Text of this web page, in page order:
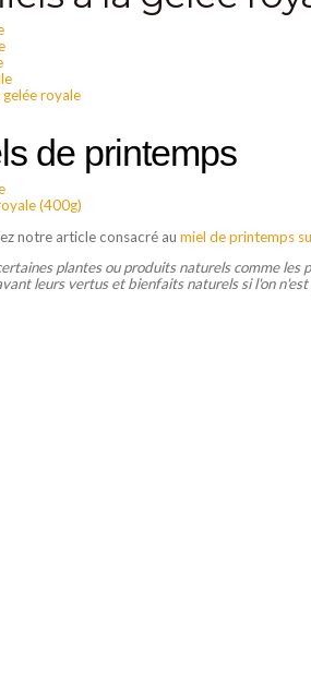
royale
de printemps
(400g)
notre article consacré aumiel de printemps
plantes ou produits naturels comme
leurs vertus et bienfaits naturels si l'on